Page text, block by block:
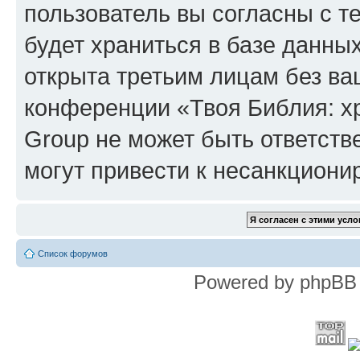
пользователь вы согласны с
будет храниться в базе
открыта третьим лицам без
конференции «Твоя Библия:
Group не может быть
могут привести к
Список форумов
Powered by